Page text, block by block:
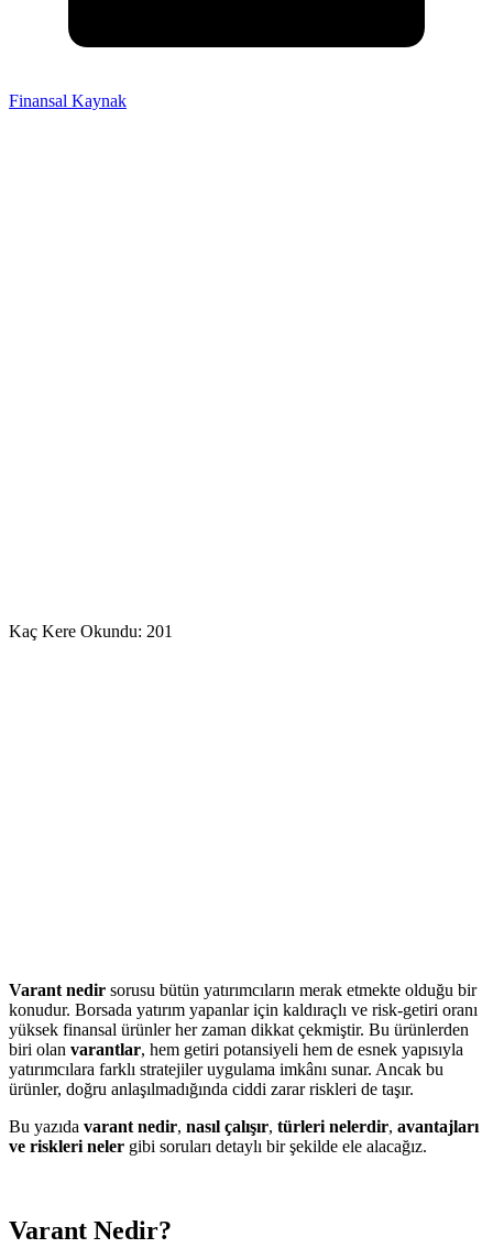
Finansal Kaynak
Kaç Kere Okundu: 201
Varant nedir sorusu bütün yatırımcıların merak etmekte olduğu bir
konudur. Borsada yatırım yapanlar için kaldıraçlı ve risk-getiri oranı
yüksek finansal ürünler her zaman dikkat çekmiştir. Bu ürünlerden
biri olan varantlar, hem getiri potansiyeli hem de esnek yapısıyla
yatırımcılara farklı stratejiler uygulama imkânı sunar. Ancak bu
ürünler, doğru anlaşılmadığında ciddi zarar riskleri de taşır.
Bu yazıda varant nedir, nasıl çalışır, türleri nelerdir, avantajları
ve riskleri neler gibi soruları detaylı bir şekilde ele alacağız.
Varant Nedir?